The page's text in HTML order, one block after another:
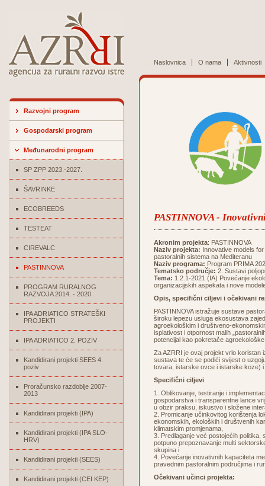
Naslovnica O nama Aktivnosti
Razvojni program
Gospodarski program
Međunarodni program
SP ZPP 2023.-2027.
ŠAVRINKE
ECOBREEDS
TESTEAT
CIREVALC
PASTINNOVA
PROGRAM RURALNOG
RAZVOJA 2014. - 2020
IPA ADRIATICO STRATEŠKI
PROJEKTI
IPA ADRIATICO 2. POZIV
Kandidirani projekti SEES 4.
poziv
Proračunsko razdoblje 2007-
2013
Kandidirani projekti (IPA)
Kandidirani projekti (IPA SLO-
HRV)
Kandidirani projekti (SEES)
Kandidirani projekti (CEI KEP)
PASTINNOVA -
Akronim projekta: PASTINNOVA
Naziv projekta: Innovative models
pastoralnih sistema na Mediteranu
Naziv programa: Program PRIMA
Tematsko područje: 2. Sustavi
Tema: 1.2.1-2021 (IA) Povećanje
organizacijskih aspekata i nove
Opis, specifični ciljevi i očekivani
PASTINNOVA istražuje sustave
široku lepezu usluga ekosustava
agroekološkim i društveno-
isplativost i otpornost malih
potencijal kao pokretače
Za AZRRI je ovaj projekt vrlo koristan
sustava te će se podići svijest o
tovara, istarske ovce i istarske koze)
Specifični ciljevi
1. Oblikovanje, testiranje i
gospodarstva i transparentne lance
u obzir praksu, iskustvo i složene
2. Promicanje učinkovitog korištenja
ekonomskih, ekoloških i društvenih
klimatskim promjenama,
3. Predlaganje već postojećih politika,
potpuno prepoznavanje multi
skupina i
4. Povećanje inovativnih kapaciteta
pravednim pastoralnim područjima i
Očekivani učinci projekta: